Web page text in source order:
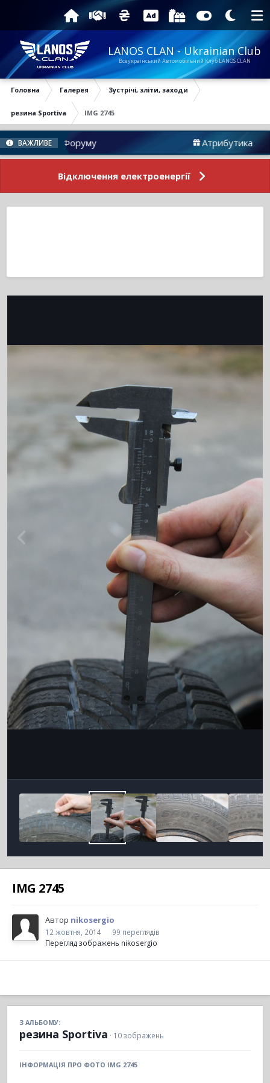
LANOS CLAN - Ukrainian Club
Всеукраїнський Автомобільний Клуб LANOS CLAN
Головна Галерея Зустрічі, зліти, заходи
резина Sportiva IMG 2745
ВАЖЛИВЕ
Новини Форуму Атрибутика
Відключення електроенергії
IMG 2745
Автор nikosergio
12 жовтня, 2014
99 переглядів
Перегляд зображень nikosergio
З АЛЬБОМУ:
резина Sportiva · 10 зображень
ІНФОРМАЦІЯ ПРО ФОТО IMG 2745